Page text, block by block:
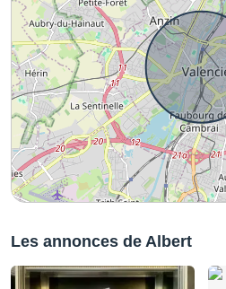
Les annonces de Albert